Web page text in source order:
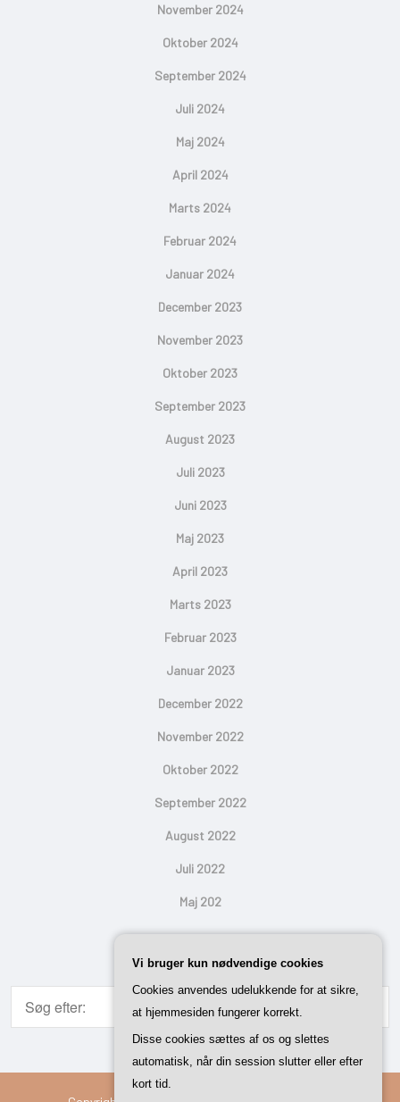
November 2024
Oktober 2024
September 2024
Juli 2024
Maj 2024
April 2024
Marts 2024
Februar 2024
Januar 2024
December 2023
November 2023
Oktober 2023
September 2023
August 2023
Juli 2023
Juni 2023
Maj 2023
April 2023
Marts 2023
Februar 2023
Januar 2023
December 2022
November 2022
Oktober 2022
September 2022
August 2022
Juli 2022
Maj 202
Vi bruger kun nødvendige cookies
Cookies anvendes udelukkende for at sikre,
at hjemmesiden fungerer korrekt.
Disse cookies sættes af os og slettes
automatisk, når din session slutter eller efter
kort tid.